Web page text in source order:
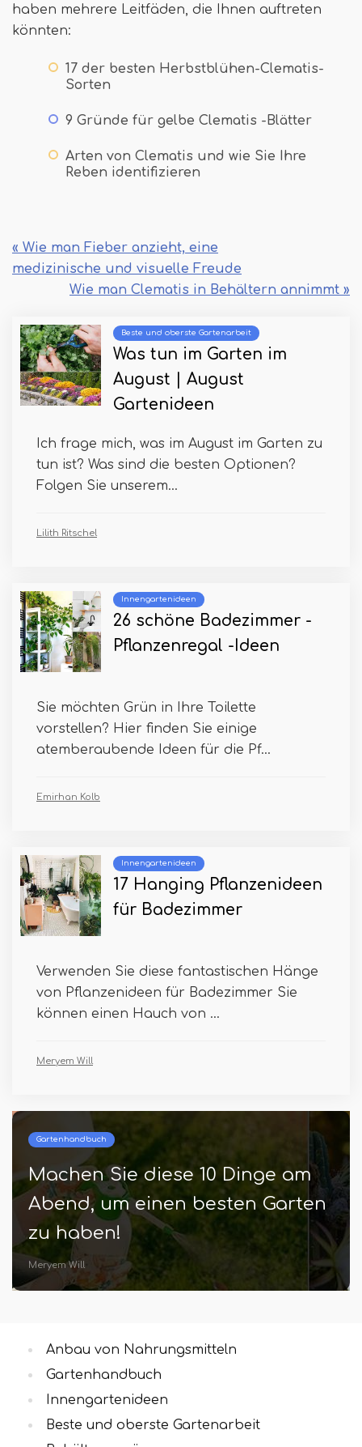
haben mehrere Leitfäden, die Ihnen auftreten
könnten:
17 der besten Herbstblühen-Clematis-
Sorten
9 Gründe für gelbe Clematis -Blätter
Arten von Clematis und wie Sie Ihre
Reben identifizieren
« Wie man Fieber anzieht, eine
medizinische und visuelle Freude
Wie man Clematis in Behältern annimmt »
Beste und oberste Gartenarbeit
Was tun im Garten im
August | August
Gartenideen
Ich frage mich, was im August im Garten zu
tun ist? Was sind die besten Optionen?
Folgen Sie unserem...
Lilith Ritschel
Innengartenideen
26 schöne Badezimmer -
Pflanzenregal -Ideen
Sie möchten Grün in Ihre Toilette
vorstellen? Hier finden Sie einige
atemberaubende Ideen für die Pf...
Emirhan Kolb
Innengartenideen
17 Hanging Pflanzenideen
für Badezimmer
Verwenden Sie diese fantastischen Hänge
von Pflanzenideen für Badezimmer Sie
können einen Hauch von ...
Meryem Will
Gartenhandbuch
Machen Sie diese 10 Dinge am
Abend, um einen besten Garten
zu haben!
Meryem Will
Anbau von Nahrungsmitteln
Gartenhandbuch
Innengartenideen
Beste und oberste Gartenarbeit